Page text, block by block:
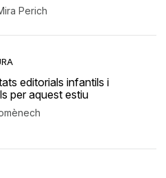
Perich
editorials infantils i
per aquest estiu